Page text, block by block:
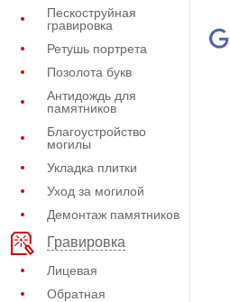
Пескоструйная
гравировка
Ретушь портрета
Позолота букв
Антидождь для
памятников
Благоустройство
могилы
Укладка плитки
Уход за могилой
Демонтаж памятников
Гравировка
Лицевая
Обратная